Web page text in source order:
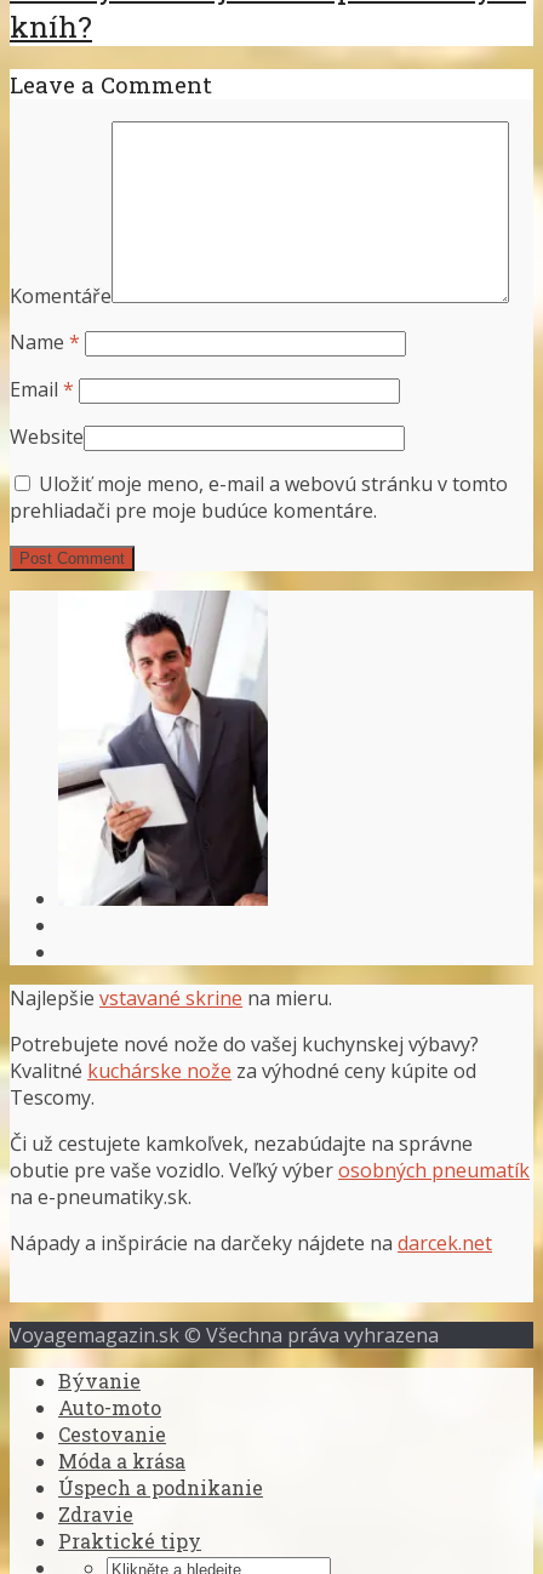
kníh?
Leave a Comment
Komentáře
Name *
Email *
Website
Uložiť moje meno, e-mail a webovú stránku v tomto
prehliadači pre moje budúce komentáre.
Najlepšie vstavané skrine na mieru.
Potrebujete nové nože do vašej kuchynskej výbavy?
Kvalitné kuchárske nože za výhodné ceny kúpite od
Tescomy.
Či už cestujete kamkoľvek, nezabúdajte na správne
obutie pre vaše vozidlo. Veľký výberosobných pneumatík
na e-pneumatiky.sk.
Nápady a inšpirácie na darčeky nájdete na darcek.net
Voyagemagazin.sk © Všechna práva vyhrazena
Bývanie
Auto-moto
Cestovanie
Móda a krása
Úspech a podnikanie
Zdravie
Praktické tipy